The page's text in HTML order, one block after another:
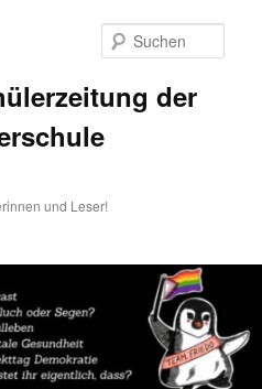
der
und Leser!